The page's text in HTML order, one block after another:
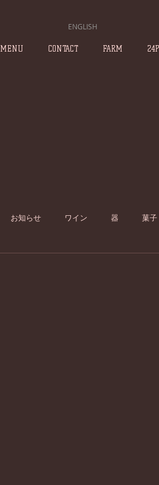
MENU CONTACT FARM
お知らせ ワイン 器 菓子
ENGLISH